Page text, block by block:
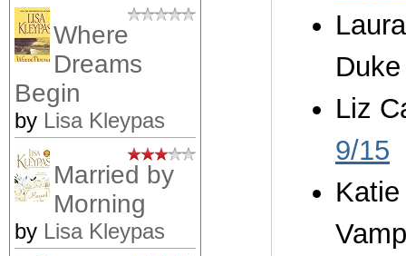
Where
Dreams
Begin
by Lisa Kleypas
Married by
Morning
by Lisa Kleypas
Liz
9/15